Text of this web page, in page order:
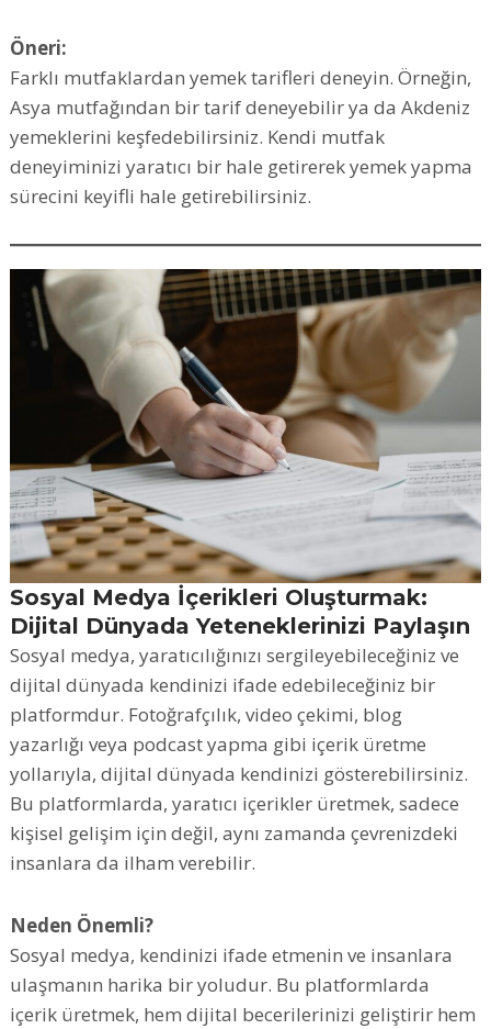
Öneri:
Farklı mutfaklardan yemek tarifleri deneyin. Örneğin,
Asya mutfağından bir tarif deneyebilir ya da Akdeniz
yemeklerini keşfedebilirsiniz. Kendi mutfak
deneyiminizi yaratıcı bir hale getirerek yemek yapma
sürecini keyifli hale getirebilirsiniz.
Sosyal Medya İçerikleri Oluşturmak:
Dijital Dünyada Yeteneklerinizi Paylaşın
Sosyal medya, yaratıcılığınızı sergileyebileceğiniz ve
dijital dünyada kendinizi ifade edebileceğiniz bir
platformdur. Fotoğrafçılık, video çekimi, blog
yazarlığı veya podcast yapma gibi içerik üretme
yollarıyla, dijital dünyada kendinizi gösterebilirsiniz.
Bu platformlarda, yaratıcı içerikler üretmek, sadece
kişisel gelişim için değil, aynı zamanda çevrenizdeki
insanlara da ilham verebilir.
Neden Önemli?
Sosyal medya, kendinizi ifade etmenin ve insanlara
ulaşmanın harika bir yoludur. Bu platformlarda
içerik üretmek, hem dijital becerilerinizi geliştirir hem